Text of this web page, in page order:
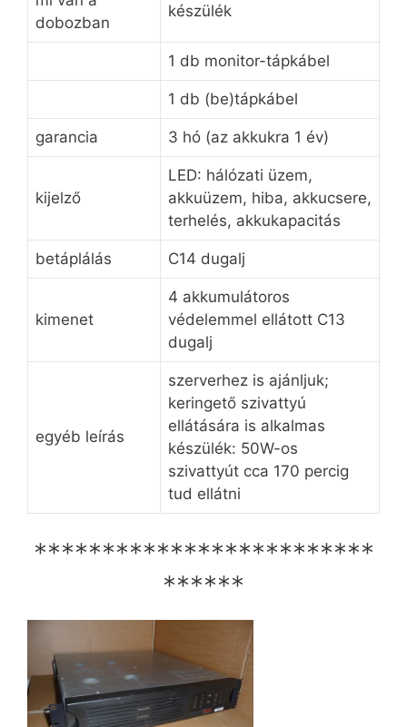
dobozban
készülék
1 db monitor-tápkábel
1 db (be)tápkábel
garancia 3 hó (az akkukra 1 év)
kijelző
LED: hálózati üzem,
akkuüzem, hiba, akkucsere,
terhelés, akkukapacitás
betáplálás C14 dugalj
kimenet
4 akkumulátoros
védelemmel ellátott C13
dugalj
egyéb leírás
szerverhez is ajánljuk;
keringető szivattyú
ellátására is alkalmas
készülék: 50W-os
szivattyút cca 170 percig
tud ellátni
*************************
******